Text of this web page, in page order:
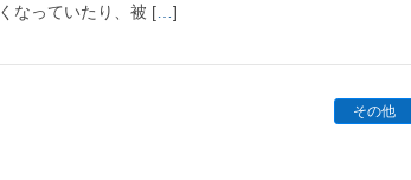
なっていたり、被 [
]
その他